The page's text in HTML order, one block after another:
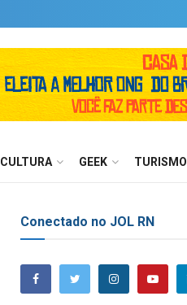
CULTURA GEEK TURISMO
Conectado no JOL RN